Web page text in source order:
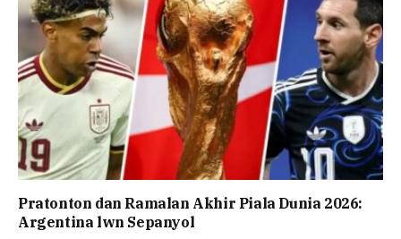
Pratonton dan Ramalan Akhir Piala Dunia 2026:
Argentina lwn Sepanyol